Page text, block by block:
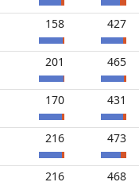
158 427
201 465
170 431
216 473
216 468